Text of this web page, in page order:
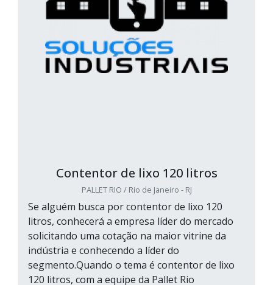
Contentor de lixo 120 litros
PALLET RIO / Rio de Janeiro - RJ
Se alguém busca por contentor de lixo 120
litros, conhecerá a empresa líder do mercado
solicitando uma cotação na maior vitrine da
indústria e conhecendo a líder do
segmento.Quando o tema é contentor de lixo
120 litros, com a equipe da Pallet Rio